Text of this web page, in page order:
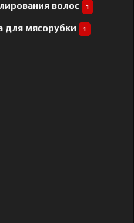
волос 1
для мясорубки 1